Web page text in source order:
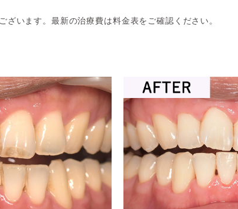
ざいます。最新の治療費は料金表をご確認ください。